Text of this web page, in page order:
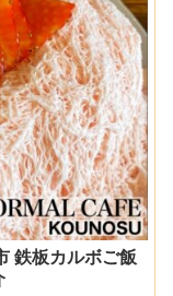
鉄板カルボご飯